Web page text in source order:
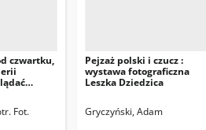
czwartku,
Fot.
Pejzaż polski i czucz :
wystawa fotograficzna
Leszka Dziedzica
Gryczyński, Adam